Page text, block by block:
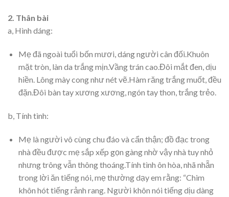
2. Thân bài
a, Hình dáng:
Mẹ đã ngoài tuổi bốn mươi, dáng người cân đối.Khuôn
mặt tròn, làn da trắng mịn.Vầng trán cao.Đôi mắt đen, dịu
hiền. Lông mày cong như nét vẽ.Hàm răng trắng muốt, đều
đặn.Đôi bàn tay xương xương, ngón tay thon, trắng trẻo.
b, Tính tình:
Mẹ là người vô cùng chu đáo và cẩn thận; đồ đạc trong
nhà đều được mẹ sắp xếp gọn gàng nhờ vậy nhà tuy nhỏ
nhưng trông vẫn thông thoáng.Tính tình ôn hòa, nhã nhẵn
trong lời ăn tiếng nói, mẹ thường dạy em rằng: “Chim
khôn hót tiếng rảnh rang. Người khôn nói tiếng dịu dàng